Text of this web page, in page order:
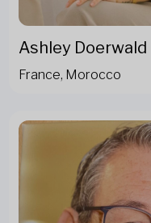
Ashley Doerwald
France, Morocco